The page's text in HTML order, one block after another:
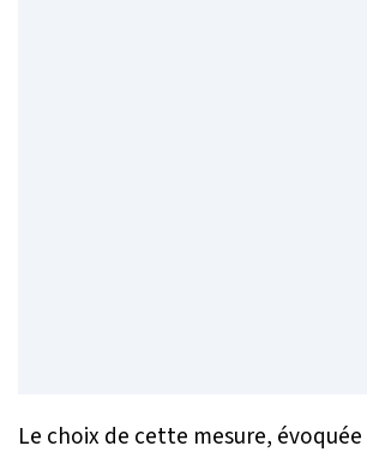
Le choix de cette mesure,